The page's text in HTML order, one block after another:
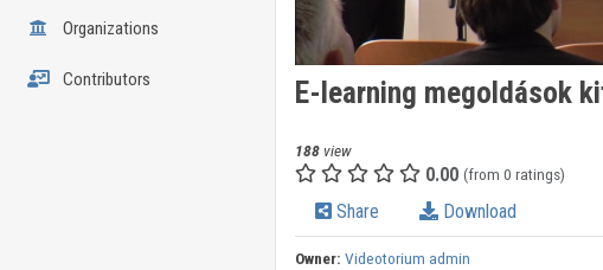
Organizations
Contributors E-learning megoldások
188view
0.00 (from 0 ratings)
Share Download
Owner: Videotorium admin